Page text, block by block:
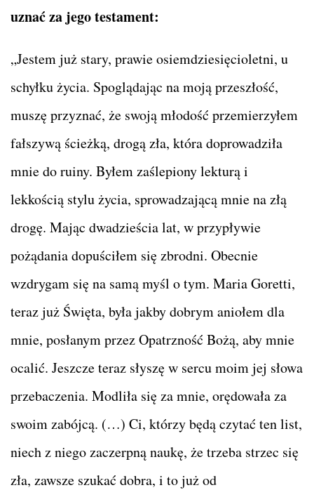
uznać za jego testament:
„Jestem już stary, prawie osiemdziesięcioletni, u
schyłku życia. Spoglądając na moją przeszłość,
muszę przyznać, że swoją młodość przemierzyłem
fałszywą ścieżką, drogą zła, która doprowadziła
mnie do ruiny. Byłem zaślepiony lekturą i
lekkością stylu życia, sprowadzającą mnie na złą
drogę. Mając dwadzieścia lat, w przypływie
pożądania dopuściłem się zbrodni. Obecnie
wzdrygam się na samą myśl o tym. Maria Goretti,
teraz już Święta, była jakby dobrym aniołem dla
mnie, posłanym przez Opatrzność Bożą, aby mnie
ocalić. Jeszcze teraz słyszę w sercu moim jej słowa
przebaczenia. Modliła się za mnie, orędowała za
swoim zabójcą. (…) Ci, którzy będą czytać ten list,
niech z niego zaczerpną naukę, że trzeba strzec się
zła, zawsze szukać dobra, i to już od